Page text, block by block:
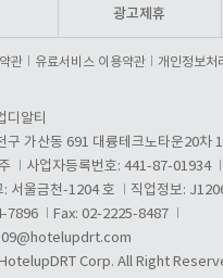
광고제휴
관 유료서비스 이용약관 개인정보처
디알티
구 가산동 691 대륭테크노타운20차
사업자등록번호: 441-87-01934
: 서울금천-1204 호
직업정보:
7896
Fax: 02-2225-8487
Corp. All Right